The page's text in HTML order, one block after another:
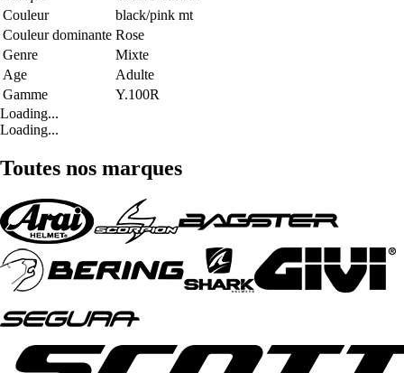
Couleur
black/pink mt
Couleur dominante Rose
Genre
Mixte
Age
Adulte
Gamme
Y.100R
Loading...
Loading...
Toutes nos marques